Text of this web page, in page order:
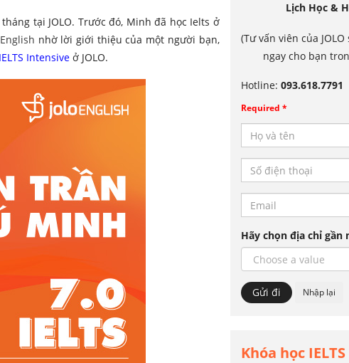
tại JOLO. Trước đó, Minh đã học Ielts ở
nhờ lời giới thiệu của một người bạn,
IELTS Intensive ở JOLO.
Lịch Học &
(Tư vấn viên của
ngay cho bạn
Hotline: 093.618.7791
Required *
Hãy chọn địa chỉ gần
Khóa học IELTS